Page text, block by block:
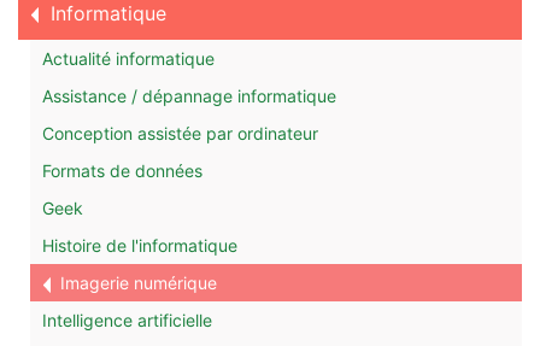
Informatique
Actualité informatique
Assistance / dépannage informatique
Conception assistée par ordinateur
Formats de données
Geek
Histoire de l'informatique
Imagerie numérique
Intelligence artificielle